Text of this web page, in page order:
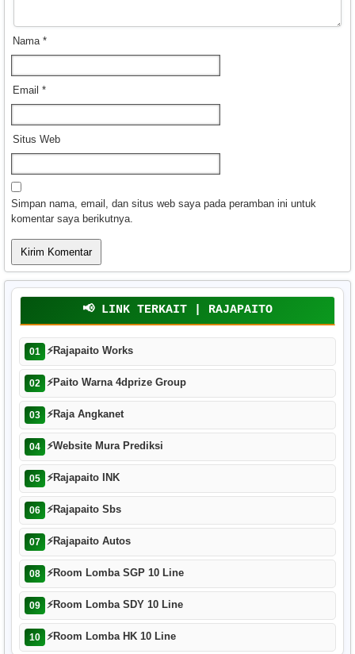
Nama *
Email *
Situs Web
Simpan nama, email, dan situs web saya pada peramban ini untuk
komentar saya berikutnya.
📢 LINK TERKAIT | RAJAPAITO
01 ⚡Rajapaito Works
02 ⚡Paito Warna 4dprize Group
03 ⚡Raja Angkanet
04 ⚡Website Mura Prediksi
05 ⚡Rajapaito INK
06 ⚡Rajapaito Sbs
07 ⚡Rajapaito Autos
08 ⚡Room Lomba SGP 10 Line
09 ⚡Room Lomba SDY 10 Line
10 ⚡Room Lomba HK 10 Line